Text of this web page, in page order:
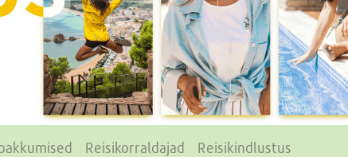
Reisikorraldajad Reisikindlustus